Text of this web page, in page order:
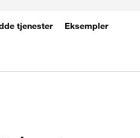
tjenester Eksempler